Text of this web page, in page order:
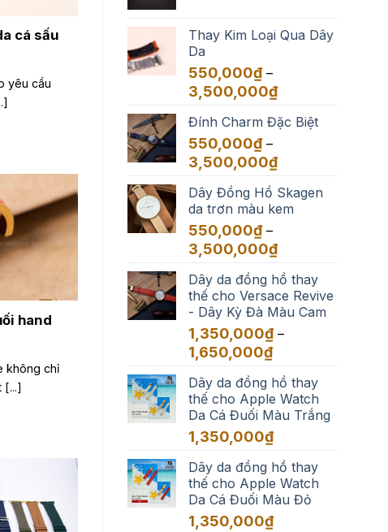
cá sấu
yêu cầu
hand
không chỉ
[...]
Thay Kim Loại Qua Dây
Da
550,000₫ –
3,500,000₫Khoảng
từ
đến
Đính Charm Đặc Biệt
550,000₫ –
3,500,000₫Khoảng
từ
550,000₫
3,500,000₫
Dây Đồng Hồ Skagen
da trơn màu kem
550,000₫ –
3,500,000₫Khoảng
từ
550,000₫
đến
3,500,000₫
Dây da đồng hồ thay
thế cho Versace Revive
- Dây Kỳ Đà Màu Cam
1,350,000₫ –
1,650,000₫Khoảng
từ
1,350,000₫
đến
1,650,000₫
Dây da đồng hồ thay
thế cho Apple Watch
Da Cá Đuối Màu Trắng
1,350,000₫
Dây da đồng hồ thay
thế cho Apple Watch
Da Cá Đuối Màu Đỏ
1,350,000₫